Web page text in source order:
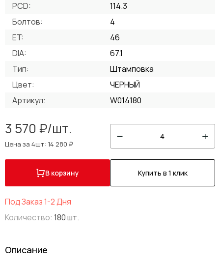
3 570 ₽/шт.
Цена за 4шт: 14 280 ₽
4
В корзину Купить в 1 клик
Под Заказ 1-2 Дня
Количество: 180 шт.
PCD:
114.3
Болтов:
4
ET:
46
DIA:
67.1
Тип:
Штамповка
Цвет:
ЧЕРНЫЙ
Артикул:
W014180
Описание